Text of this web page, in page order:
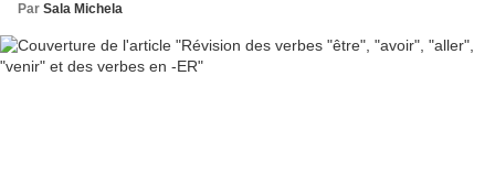
Par Sala Michela